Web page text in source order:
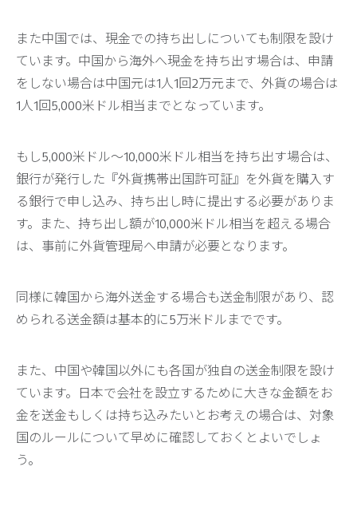
また中国では、現金での持ち出しについても制限を設け
ています。中国から海外へ現金を持ち出す場合は、申請
をしない場合は中国元は1人1回2万元まで、外貨の場合は
1人1回5,000米ドル相当までとなっています。
もし5,000米ドル～10,000米ドル相当を持ち出す場合は、
銀行が発行した『外貨携帯出国許可証』を外貨を購入す
る銀行で申し込み、持ち出し時に提出する必要がありま
す。また、持ち出し額が10,000米ドル相当を超える場合
は、事前に外貨管理局へ申請が必要となります。
同様に韓国から海外送金する場合も送金制限があり、認
められる送金額は基本的に5万米ドルまでです。
また、中国や韓国以外にも各国が独自の送金制限を設け
ています。日本で会社を設立するために大きな金額をお
金を送金もしくは持ち込みたいとお考えの場合は、対象
国のルールについて早めに確認しておくとよいでしょ
う。